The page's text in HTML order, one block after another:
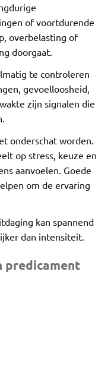
of voortdurende
overbelasting of
doorgaat.
te controleren
gevoelloosheid,
zijn signalen die
onderschat worden.
op stress, keuze en
aanvoelen. Goede
om de ervaring
kan spannend
dan intensiteit.
predicament